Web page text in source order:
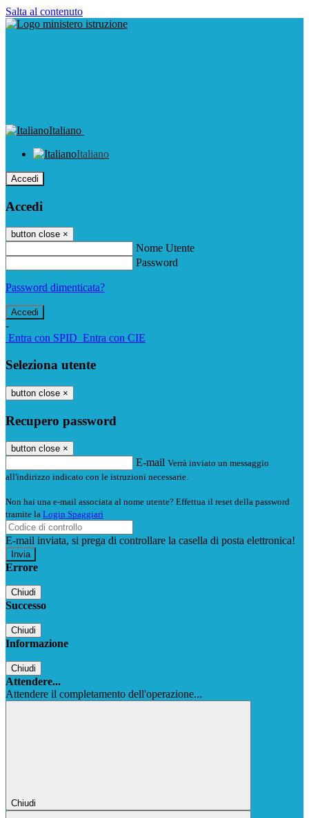
Salta al contenuto
Italiano
Italiano
Accedi
Accedi
button close ×
Nome Utente
Password
Password dimenticata?
-
Entra con SPID Entra con CIE
Seleziona utente
button close ×
Recupero password
button close ×
E-mail Verrà inviato un messaggio
all'indirizzo indicato con le istruzioni necessarie.
Non hai una e-mail associata al nome utente? Effettua il reset della password
tramite la Login Spaggiari
E-mail inviata, si prega di controllare la casella di posta elettronica!
Errore
Chiudi
Successo
Chiudi
Informazione
Chiudi
Attendere...
Attendere il completamento dell'operazione...
Chiudi